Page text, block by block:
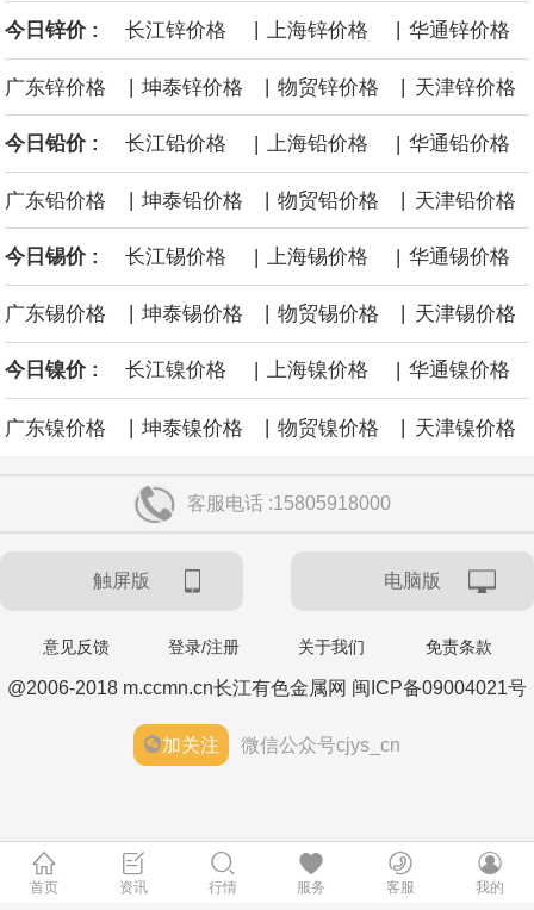
供支撑，同时投资者正等待美国非农就业数据，以寻找美国利率前
景的线索。StoneX高级分析师马特·辛普森表示，中东和平前景改善
海力士：龙仁工厂将生产高带宽内存（HBM）及其他下一代动态随
机存取存储器（DRAM）。
今日锌价 : 长江锌价格 上海锌价格 华通锌价格
广东锌价格 | 坤泰锌价格 | 物贸锌价格 | 天津锌价格
今日铅价 : 长江铅价格 | 上海铅价格 | 华通铅价格
广东铅价格 坤泰铅价格 物贸铅价格 天津铅价格
今日锡价 : 长江锡价格 | 上海锡价格 | 华通锡价格
广东锡价格 坤泰锡价格 物贸锡价格 天津锡价格
今日镍价 : 长江镍价格 | 上海镍价格 | 华通镍价格
广东镍价格 | 坤泰镍价格 | 物贸镍价格 | 天津镍价格
客服电话 :15805918000
触屏版 电脑版
意见反馈 登录/注册 关于我们 免责条款
@2006-2018 m.ccmn.cn长江有色金属网 闽ICP备09004021号
加关注 微信公众号cjys_cn
首页 资讯 行情 服务 客服 我的